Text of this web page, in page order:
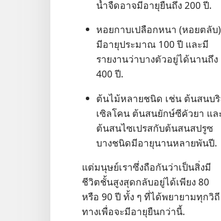
น้ำ​จืด​อาจ​มี​อายุ​ยืน​ถึง 200 ปี.
หอย​กาบ​เปลือก​หนา (หอย​ตลับ)
มี​อายุ​ประมาณ 100 ปี และ​มี​
รายงาน​ว่า​บาง​ตัว​อยู่​ได้​นาน​ถึง
400 ปี.
ต้น​ไม้​หลาย​ชนิด เช่น ต้น​สน​บ
เซิลโคน ต้น​สน​ยักษ์​ซีคัวยา แล
ต้น​สน​ไซเปรส​กับ​ต้น​สน​สปรูซ​
บาง​ชนิด​มี​อายุ​นาน​หลาย​พัน​ปี.
แต่​มนุษย์​เรา​ซึ่ง​ถือ​กัน​ว่า​เป็น​สิ่ง​มี​
ชีวิต​ชั้น​สูง​สุด​กลับ​อยู่​ได้​เพียง 80
หรือ 90 ปี ทั้ง ๆ ที่​ได้​พยายาม​ทุก​วิถี​
ทาง​เพื่อ​จะ​มี​อายุ​ยืน​กว่า​นี้.